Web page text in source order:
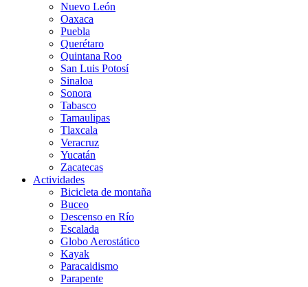
Nuevo León
Oaxaca
Puebla
Querétaro
Quintana Roo
San Luis Potosí
Sinaloa
Sonora
Tabasco
Tamaulipas
Tlaxcala
Veracruz
Yucatán
Zacatecas
Actividades
Bicicleta de montaña
Buceo
Descenso en Río
Escalada
Globo Aerostático
Kayak
Paracaidismo
Parapente